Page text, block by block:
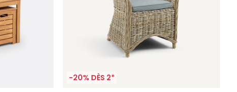
-20% DÈS 2*